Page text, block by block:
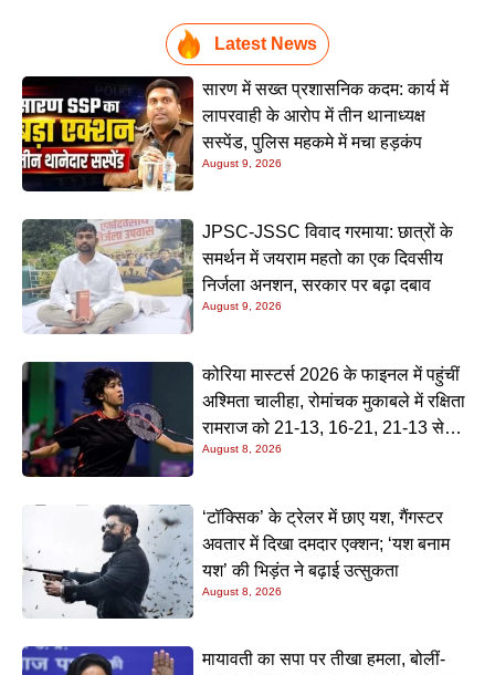
Latest News
सारण में सख्त प्रशासनिक कदम: कार्य में
लापरवाही के आरोप में तीन थानाध्यक्ष
सस्पेंड, पुलिस महकमे में मचा हड़कंप
August 9, 2026
JPSC-JSSC विवाद गरमाया: छात्रों के
समर्थन में जयराम महतो का एक दिवसीय
निर्जला अनशन, सरकार पर बढ़ा दबाव
August 9, 2026
कोरिया मास्टर्स 2026 के फाइनल में पहुंचीं
अश्मिता चालीहा, रोमांचक मुकाबले में रक्षिता
रामराज को 21-13, 16-21, 21-13 से
हराया
August 8, 2026
‘टॉक्सिक’ के ट्रेलर में छाए यश, गैंगस्टर
अवतार में दिखा दमदार एक्शन; ‘यश बनाम
यश’ की भिड़ंत ने बढ़ाई उत्सुकता
August 8, 2026
मायावती का सपा पर तीखा हमला, बोलीं-